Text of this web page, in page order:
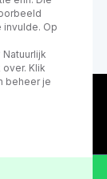
invulde. Op
Klik
beheer je